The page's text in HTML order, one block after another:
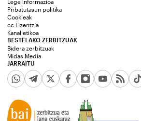
JARRAITU
Lege informazioa
Pribatutasun politika
Cookieak
cc Lizentzia
Kanal etikoa
BESTELAKO ZERBITZUAK
Bidera zerbitzuak
Midas Media